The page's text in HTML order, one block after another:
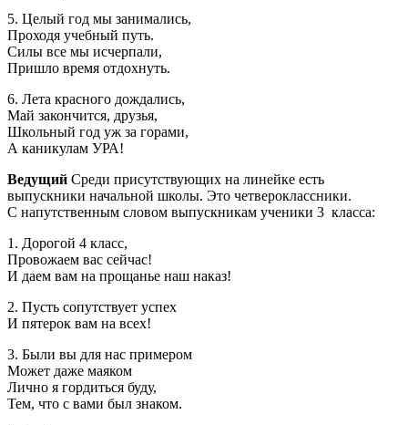
5. Целый год мы занимались,
Проходя учебный путь.
Силы все мы исчерпали,
Пришло время отдохнуть.
6. Лета красного дождались,
Май закончится, друзья,
Школьный год уж за горами,
А каникулам УРА!
Ведущий Среди присутствующих на линейке есть
выпускники начальной школы. Это четвероклассники.
С напутственным словом выпускникам ученики 3 класса:
1. Дорогой 4 класс,
Провожаем вас сейчас!
И даем вам на прощанье наш наказ!
2. Пусть сопутствует успех
И пятерок вам на всех!
3. Были вы для нас примером
Может даже маяком
Лично я гордиться буду,
Тем, что с вами был знаком.